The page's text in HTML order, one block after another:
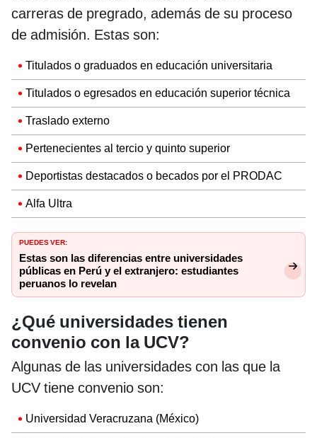
carreras de pregrado, además de su proceso
de admisión. Estas son:
Titulados o graduados en educación universitaria
Titulados o egresados en educación superior técnica
Traslado externo
Pertenecientes al tercio y quinto superior
Deportistas destacados o becados por el PRODAC
Alfa Ultra
PUEDES VER:
Estas son las diferencias entre universidades
públicas en Perú y el extranjero: estudiantes
peruanos lo revelan
¿Qué universidades tienen
convenio con la UCV?
Algunas de las universidades con las que la
UCV tiene convenio son:
Universidad Veracruzana (México)